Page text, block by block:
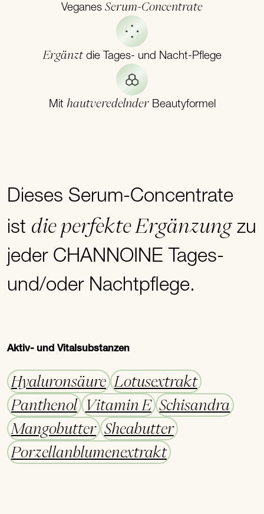
Veganes Serum-Concentrate
Ergänztdie Tages- und Nacht-Pflege
Mit hautveredelnderBeautyformel
Dieses Serum-Concentrate
ist die perfekte Ergänzungzu
jeder CHANNOINE Tages-
und/oder Nachtpflege.
Aktiv- und Vitalsubstanzen
Hyaluronsäure
Lotusextrakt
Panthenol
Vitamin E Schisandra
Mangobutter Sheabutter
Porzellanblumenextrakt